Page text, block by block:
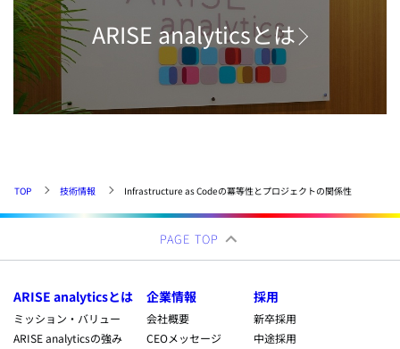
ARISE analyticsとは
TOP 技術情報 Infrastructure as Codeの冪等性とプロジェクトの関係性
PAGE TOP
ARISE analyticsとは
ミッション・バリュー
ARISE analyticsの強み
企業情報
会社概要
CEOメッセージ
採用
新卒採用
中途採用